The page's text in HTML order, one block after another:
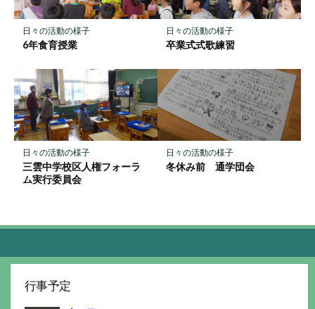
日々の活動の様子
6年食育授業
日々の活動の様子
卒業式式歌練習
日々の活動の様子
三雲中学校区人権フォーラ
ム実行委員会
日々の活動の様子
冬休み前 通学団会
行事予定